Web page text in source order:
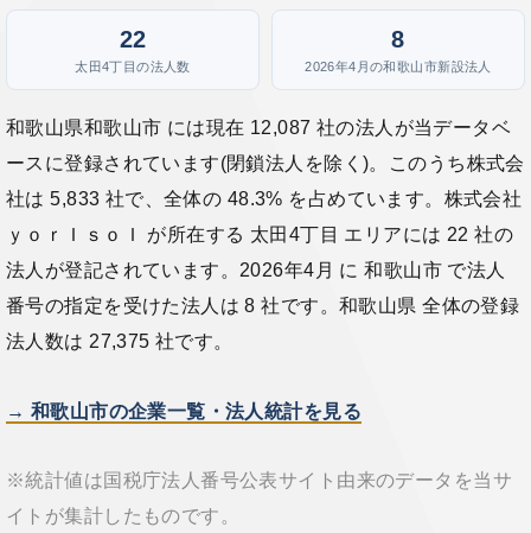
22
太田4丁目の法人数
8
2026年4月の和歌山市新設法人
和歌山県和歌山市 には現在 12,087 社の法人が当データベ
ースに登録されています(閉鎖法人を除く)。このうち株式会
社は 5,833 社で、全体の 48.3% を占めています。株式会社
ｙｏｒＩｓｏＩ が所在する 太田4丁目 エリアには 22 社の
法人が登記されています。2026年4月 に 和歌山市 で法人
番号の指定を受けた法人は 8 社です。和歌山県 全体の登録
法人数は 27,375 社です。
→ 和歌山市の企業一覧・法人統計を見る
※統計値は国税庁法人番号公表サイト由来のデータを当サ
イトが集計したものです。